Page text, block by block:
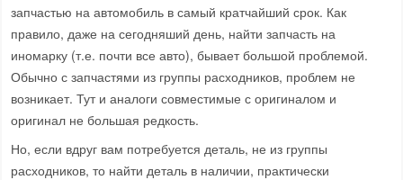
запчастью на автомобиль в самый кратчайший срок. Как
правило, даже на сегодняший день, найти запчасть на
иномарку (т.е. почти все авто), бывает большой проблемой.
Обычно с запчастями из группы расходников, проблем не
возникает. Тут и аналоги совместимые с оригиналом и
оригинал не большая редкость.
Но, если вдруг вам потребуется деталь, не из группы
расходников, то найти деталь в наличии, практически